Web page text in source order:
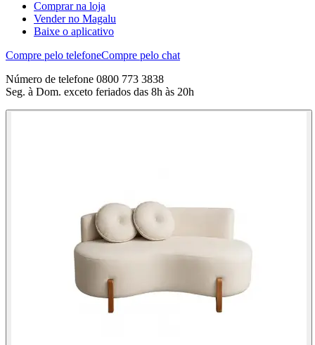
Comprar na loja
Vender no Magalu
Baixe o aplicativo
Compre pelo telefoneCompre pelo chat
Número de telefone 0800 773 3838
Seg. à Dom. exceto feriados das 8h às 20h